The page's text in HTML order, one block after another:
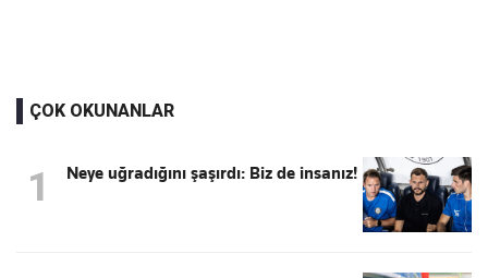
ÇOK OKUNANLAR
1 Neye uğradığını şaşırdı: Biz de insanız!